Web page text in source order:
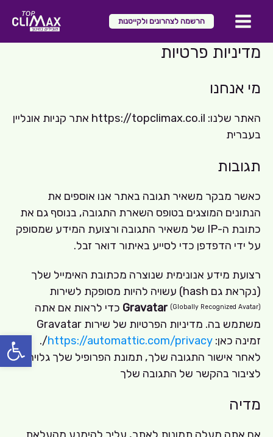
פתח
לתוכן
הרשמה לצהרונים ולקייטנות
מדיניות פרטיות
מי אנחנו
האתר שלנו: https://topclimax.co.il אתר קניות אונליין
בעברית
תגובות
כאשר מבקר משאיר תגובה באתר אנו אוספים את
הנתונים המוצגים בטופס השארת התגובה, בנוסף גם את
כתובת ה-IP של משאיר התגובה ורצועת המידע שמסופק
על ידי הדפדפן כדי לסייע באיתור דואר זבל.
רצועת מידע אנונימית שנוצרה מכתובת האימייל שלך
(נקראת גם hash) עשויה להיות מסופקת לשירות
Gravatar (Globally Recognized Avatar)
כדי לראות אם אתה
משתמש בה. מדיניות הפרטיות של שירות Gravatar
זמינה כאן: https://automattic.com/privacy
/.
לאחר אישור התגובה שלך, תמונת הפרופיל שלך גלויה
לציבור בהקשר של התגובה שלך
מדיה